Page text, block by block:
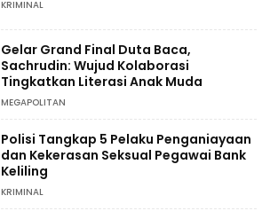
KRIMINAL
Gelar Grand Final Duta Baca,
Sachrudin: Wujud Kolaborasi
Tingkatkan Literasi Anak Muda
MEGAPOLITAN
Polisi Tangkap 5 Pelaku Penganiayaan
dan Kekerasan Seksual Pegawai Bank
Keliling
KRIMINAL